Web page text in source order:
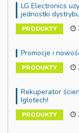
LG Electronics
jednostki
PRODUKTY
Promocje i
PRODUKTY
Rekuperator
Iglotech!
PRODUKTY